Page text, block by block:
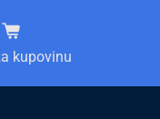
kupovinu